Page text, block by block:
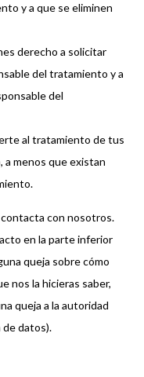
y a que se eliminen
derecho a solicitar
del tratamiento y a
del
al tratamiento de tus
menos que existan
con nosotros.
en la parte inferior
queja sobre cómo
nos la hicieras saber,
queja a la autoridad
de datos).